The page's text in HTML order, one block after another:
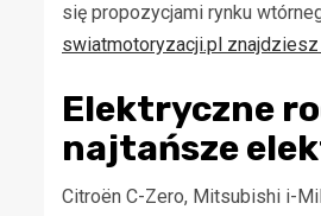
się propozycjami rynku
swiatmotoryzacji.pl
Elektryczne
najtańsze
Citroën C-Zero, Mitsubishi i-